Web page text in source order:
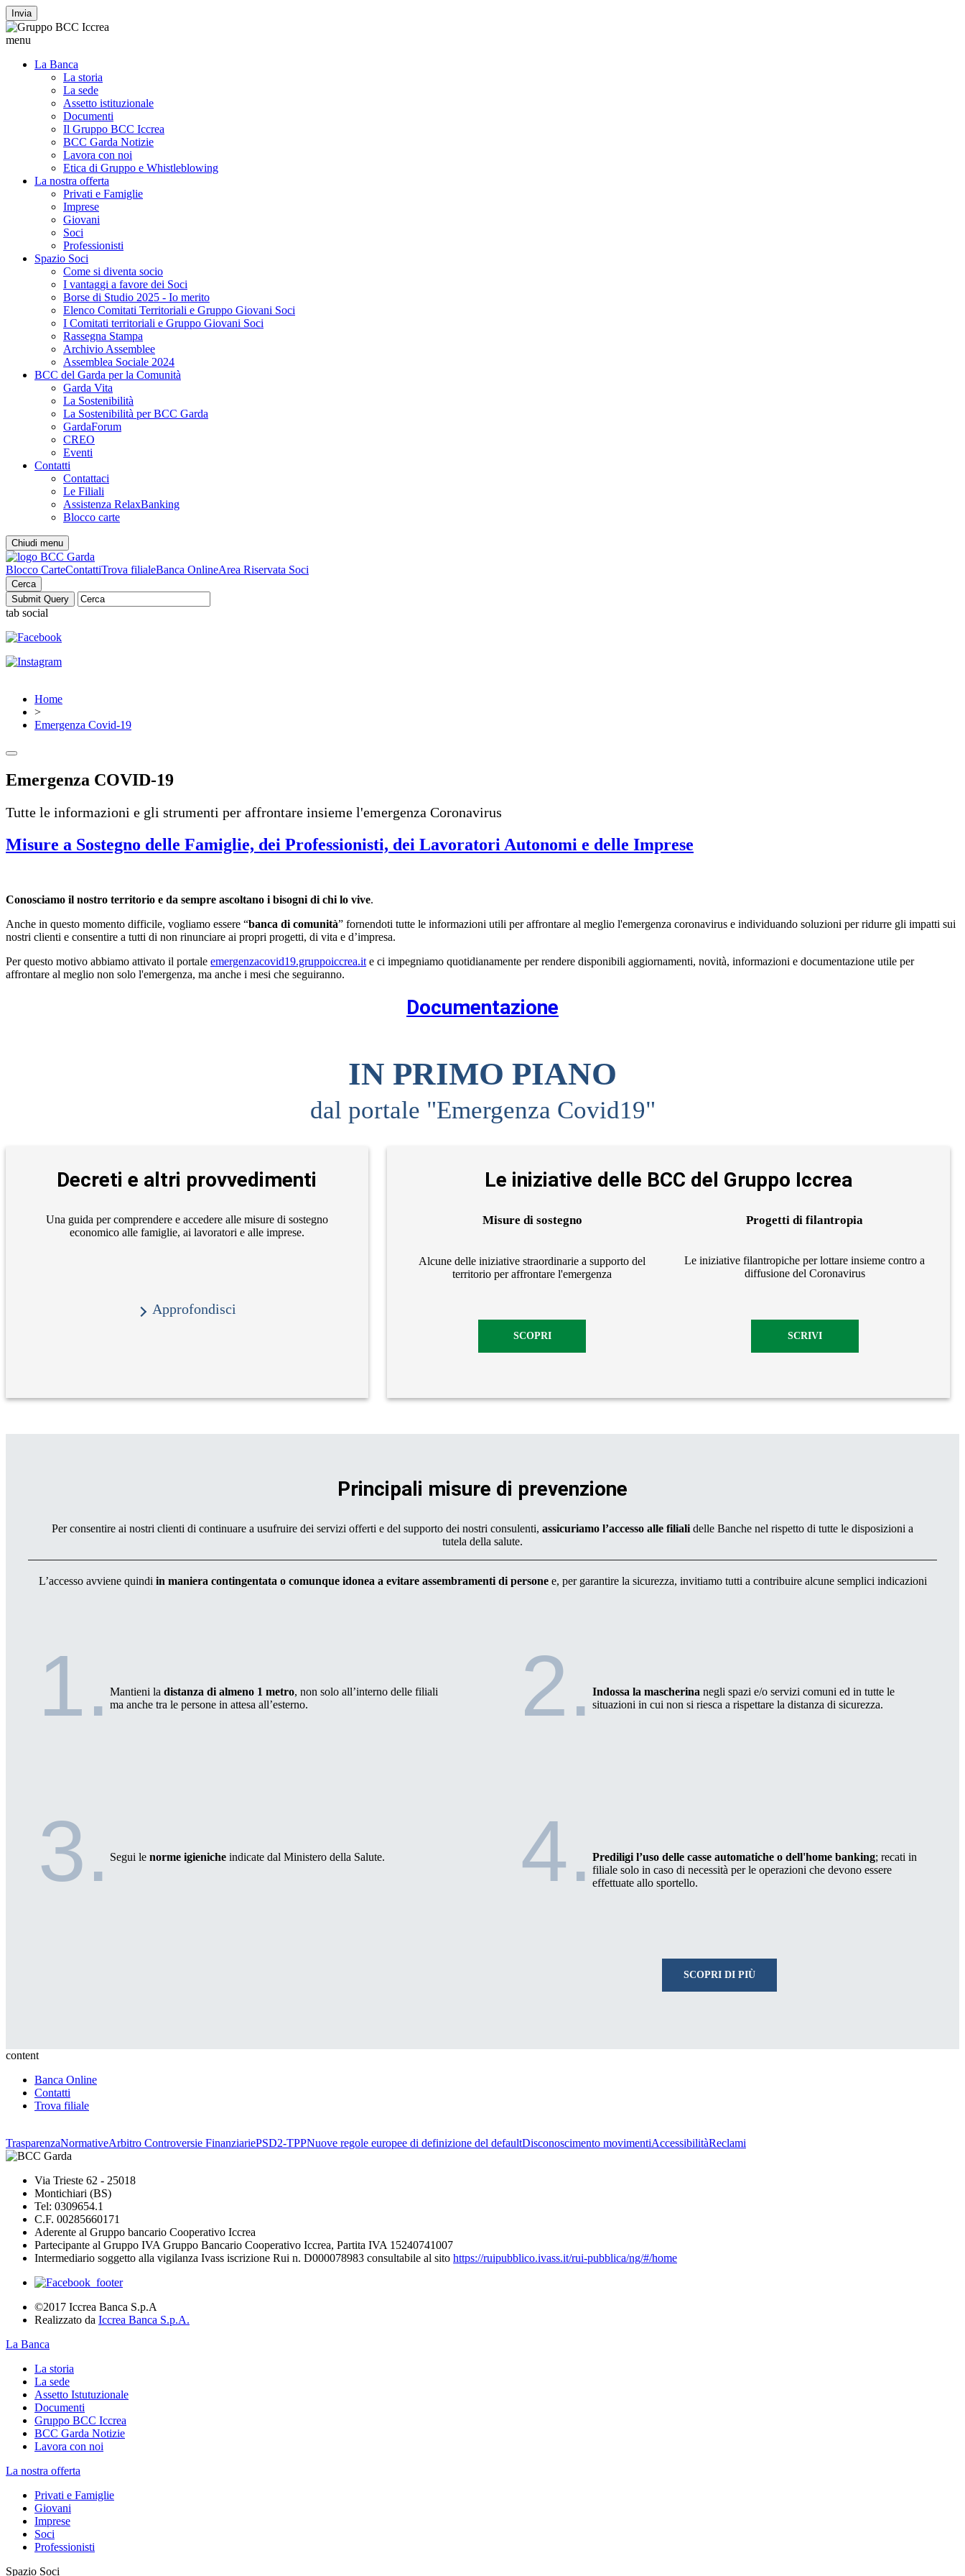
Invia
menu
La Banca
La storia
La sede
Assetto istituzionale
Documenti
Il Gruppo BCC Iccrea
BCC Garda Notizie
Lavora con noi
Etica di Gruppo e Whistleblowing
La nostra offerta
Privati e Famiglie
Imprese
Giovani
Soci
Professionisti
Spazio Soci
Come si diventa socio
I vantaggi a favore dei Soci
Borse di Studio 2025 - Io merito
Elenco Comitati Territoriali e Gruppo Giovani Soci
I Comitati territoriali e Gruppo Giovani Soci
Rassegna Stampa
Archivio Assemblee
Assemblea Sociale 2024
BCC del Garda per la Comunità
Garda Vita
La Sostenibilità
La Sostenibilità per BCC Garda
GardaForum
CREO
Eventi
Contatti
Contattaci
Le Filiali
Assistenza RelaxBanking
Blocco carte
Chiudi menu
Blocco CarteContattiTrova filialeBanca OnlineArea Riservata Soci
Cerca
tab social
Home
>
Emergenza Covid-19
Emergenza COVID-19
Tutte le informazioni e gli strumenti per affrontare insieme l'emergenza Coronavirus
Misure a Sostegno delle Famiglie, dei Professionisti, dei Lavoratori Autonomi e delle Imprese
Conosciamo il nostro territorio e da sempre ascoltano i bisogni di chi lo vive.
Anche in questo momento difficile, vogliamo essere “banca di comunità” fornendoti tutte le informazioni utili per affrontare al meglio l'emergenza coronavirus e individuando soluzioni per ridurre gli impatti sui
nostri clienti e consentire a tutti di non rinunciare ai propri progetti, di vita e d’impresa.
Per questo motivo abbiamo attivato il portale emergenzacovid19.gruppoiccrea.it e ci impegniamo quotidianamente per rendere disponibili aggiornamenti, novità, informazioni e documentazione utile per
affrontare al meglio non solo l'emergenza, ma anche i mesi che seguiranno.
Documentazione
IN PRIMO PIANO
dal portale "Emergenza Covid19"
Decreti e altri provvedimenti
Una guida per comprendere e accedere alle misure di sostegno
economico alle famiglie, ai lavoratori e alle imprese.
Approfondisci
Le iniziative delle BCC del Gruppo Iccrea
Misure di sostegno
Alcune delle iniziative straordinarie a supporto del
territorio per affrontare l'emergenza
SCOPRI
Progetti di filantropia
Le iniziative filantropiche per lottare insieme contro a
diffusione del Coronavirus
SCRIVI
Principali misure di prevenzione
Per consentire ai nostri clienti di continuare a usufruire dei servizi offerti e del supporto dei nostri consulenti, assicuriamo l’accesso alle filiali delle Banche nel rispetto di tutte le disposizioni a
tutela della salute.
L’accesso avviene quindi in maniera contingentata o comunque idonea a evitare assembramenti di personee, per garantire la sicurezza, invitiamo tutti a contribuire alcune semplici indicazioni
1. Mantieni la distanza di almeno 1 metro, non solo all’interno delle filiali
ma anche tra le persone in attesa all’esterno.
2.Indossa la mascherina negli spazi e/o servizi comuni ed in tutte le
situazioni in cui non si riesca a rispettare la distanza di sicurezza.
3. Segui le norme igieniche indicate dal Ministero della Salute. 4.Prediligi l’uso delle casse automatiche o dell'home banking; recati in
filiale solo in caso di necessità per le operazioni che devono essere
effettuate allo sportello.
SCOPRI DI PIÙ
content
Banca Online
Contatti
Trova filiale
TrasparenzaNormativeArbitro Controversie FinanziariePSD2-TPPNuove regole europee di definizione del defaultDisconoscimento movimentiAccessibilitàReclami
Via Trieste 62 - 25018
Montichiari (BS)
Tel: 0309654.1
C.F. 00285660171
Aderente al Gruppo bancario Cooperativo Iccrea
Partecipante al Gruppo IVA Gruppo Bancario Cooperativo Iccrea, Partita IVA 15240741007
Intermediario soggetto alla vigilanza Ivass iscrizione Rui n. D000078983 consultabile al sito https://ruipubblico.ivass.it/rui-pubblica/ng/#/home
©2017 Iccrea Banca S.p.A
Realizzato da Iccrea Banca S.p.A.
La Banca
La storia
La sede
Assetto Istutuzionale
Documenti
Gruppo BCC Iccrea
BCC Garda Notizie
Lavora con noi
La nostra offerta
Privati e Famiglie
Giovani
Imprese
Soci
Professionisti
Spazio Soci